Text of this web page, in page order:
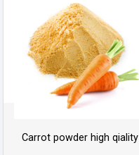
Carrot powder high qiality